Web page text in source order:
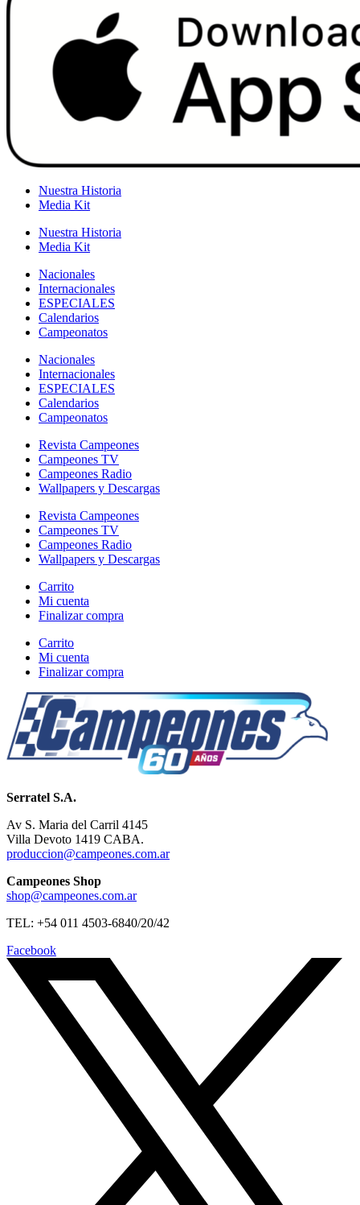
Nuestra Historia
Media Kit
Nuestra Historia
Media Kit
Nacionales
Internacionales
ESPECIALES
Calendarios
Campeonatos
Nacionales
Internacionales
ESPECIALES
Calendarios
Campeonatos
Revista Campeones
Campeones TV
Campeones Radio
Wallpapers y Descargas
Revista Campeones
Campeones TV
Campeones Radio
Wallpapers y Descargas
Carrito
Mi cuenta
Finalizar compra
Carrito
Mi cuenta
Finalizar compra
Serratel S.A.
Av S. Maria del Carril 4145
Villa Devoto 1419 CABA.
produccion@campeones.com.ar
Campeones Shop
shop@campeones.com.ar
TEL: +54 011 4503-6840/20/42
Facebook